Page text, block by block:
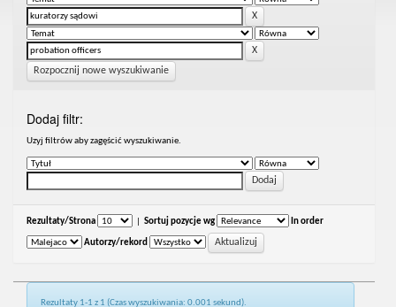
Rozpocznij nowe wyszukiwanie
Dodaj filtr:
Uzyj filtrów aby zagęścić wyszukiwanie.
Rezultaty/Strona Sortuj pozycje wg In order
Autorzy/rekord
Rezultaty 1-1 z 1 (Czas wyszukiwania: 0.001 sekund).